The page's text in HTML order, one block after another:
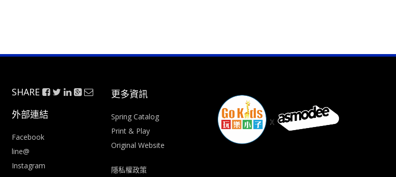
SHARE
外部連結
Facebook
line@
Instagram
更多資訊
Spring Catalog
Print & Play
Original Website
隱私權政策